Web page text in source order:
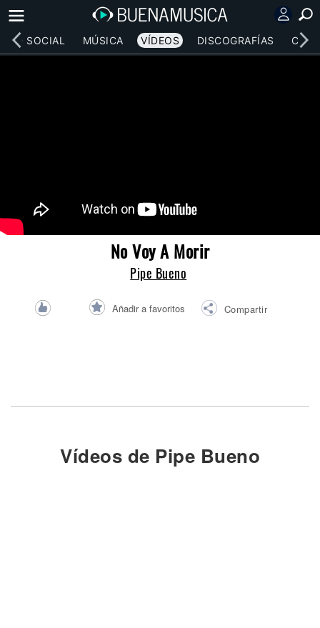
RED SOCIAL MÚSICA VÍDEOS DISCOGRAFÍAS
No Voy A Morir
Pipe Bueno
Añadir a favoritos Compartir
Vídeos de Pipe Bueno